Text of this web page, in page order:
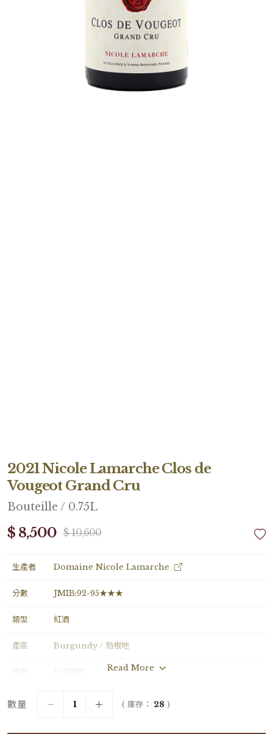
2021 Nicole Lamarche Clos de
Vougeot Grand Cru
Bouteille / 0.75L
$ 8,500 $ 10,600
生產者 Domaine Nicole Lamarche
分數 JMIB:92-95★★★
類型 紅酒
產區 Burgundy / 勃根地
國家 所有國家
年份
Read More
數量 ( 庫存： 28 )